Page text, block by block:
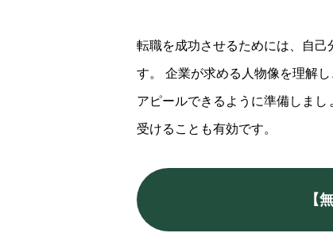
転職を成功させるためには、自
す。 企業が求める人物像を理解
アピールできるように準備しま
受けることも有効です。
【